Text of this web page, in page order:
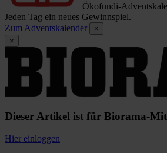
Ökofundi-
Jeden Tag ein neues Gewinnspiel.
Zum Adventskalender
×
×
Dieser Artikel ist für Biorama-
Hier einloggen